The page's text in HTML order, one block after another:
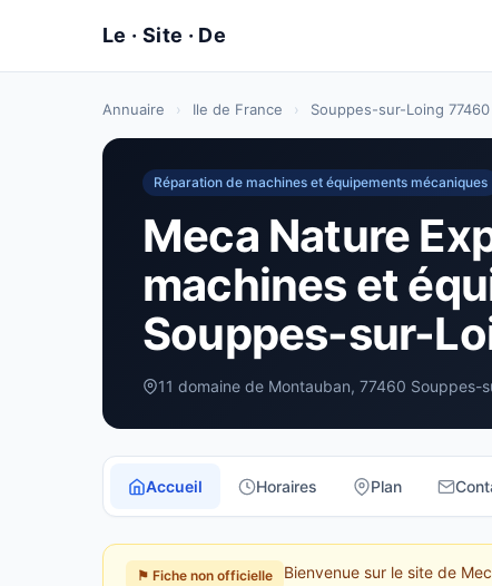
Annuaire › Ile de France › Souppes-sur-Loing 77460
Réparation de machines et équipements mécaniques
Meca Nature
machines et
Souppes-sur-
11 domaine de Montauban, 77460 Souppes-
Accueil Horaires Plan
⚑ Fiche non officielle
Bienvenue sur le site de